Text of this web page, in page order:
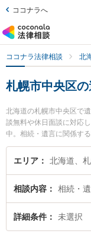
ココナラへ
ココナラ法律相談 北
札幌市中央区
北海道の札幌市中央区で
談無料や休日面談に対応
中。相続・遺言に関係す
の細かな分野での絞り込
札幌オフィスの近藤 岳弁
今すぐに弁護士に相談し
弁護士を検索したい』『
区内の弁護士に相談予約
エリア 北海道、
相談内容 相続・
詳細条件 未選択